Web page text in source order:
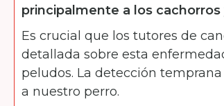
principalmente a los
Es crucial que los tutores de
detallada sobre esta
peludos. La detección
a nuestro perro.